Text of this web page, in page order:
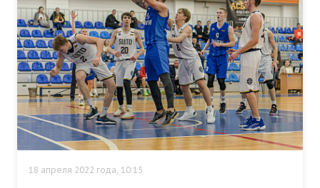
18 апреля 2022 года, 10:15